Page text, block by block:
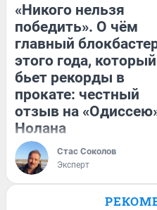
«Никого нельзя
победить». О чём
главный
этого года, который
бьет рекорды в
прокате: честный
отзыв на
Нолана
Стас Соколов
Эксперт